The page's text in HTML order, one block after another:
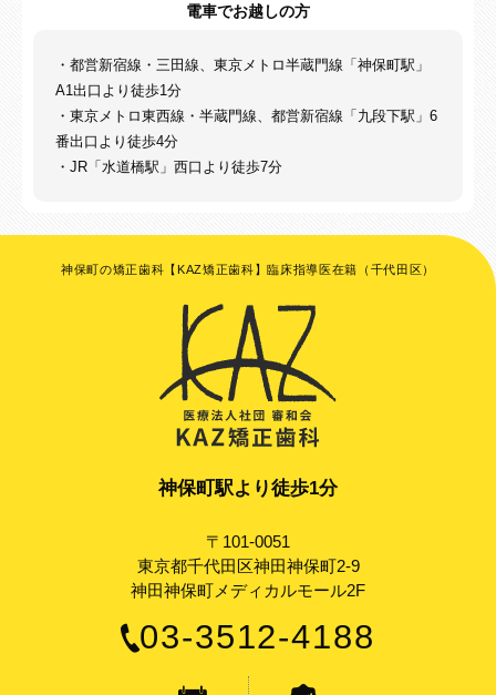
電車でお越しの方
・都営新宿線・三田線、東京メトロ半蔵門線「神保町駅」
A1出口より徒歩1分
・東京メトロ東西線・半蔵門線、都営新宿線「九段下駅」6
番出口より徒歩4分
・JR「水道橋駅」西口より徒歩7分
神保町の矯正歯科【KAZ矯正歯科】臨床指導医在籍（千代田区）
神保町駅より徒歩1分
〒101-0051
東京都千代田区神田神保町2-9
神田神保町メディカルモール2F
03-3512-4188